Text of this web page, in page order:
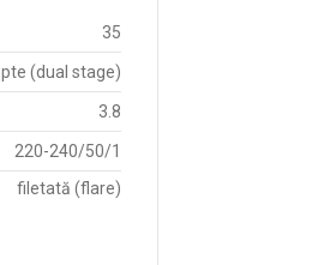
35
(dual stage)
3.8
220-240/50/1
filetată (flare)